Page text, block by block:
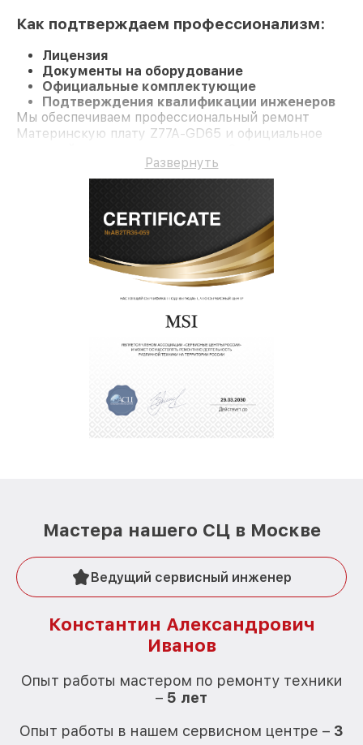
Как подтверждаем профессионализм:
Лицензия
Документы на оборудование
Официальные комплектующие
Подтверждения квалификации инженеров
Мы обеспечиваем профессиональный ремонт
Материнскую плату Z77A-GD65 и официальное
Развернуть
Мастера нашего СЦ в Москве
Ведущий сервисный инженер
Константин Александрович
Иванов
Опыт работы мастером по ремонту техники
– 5 лет
Опыт работы в нашем сервисном центре – 3